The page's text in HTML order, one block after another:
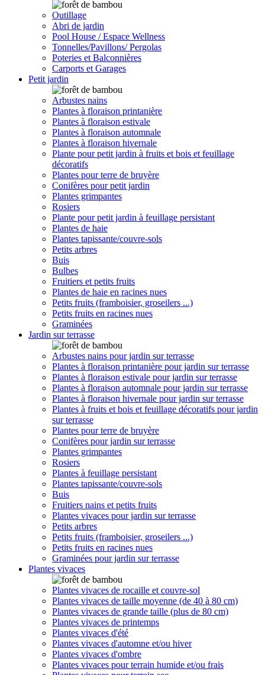
Outillage
Abri de jardin
Pool House / Espace Wellness
Tonnelles/Pavillons/ Pergolas
Poteries et Balconnières
Carports et Garages
Petit jardin
Arbustes nains
Plantes à floraison printanière
Plantes à floraison estivale
Plantes à floraison automnale
Plantes à floraison hivernale
Plante pour petit jardin à fruits et bois et feuillage
décoratifs
Plantes pour terre de bruyère
Conifères pour petit jardin
Plantes grimpantes
Rosiers
Plante pour petit jardin à feuillage persistant
Plantes de haie
Plantes tapissante/couvre-sols
Petits arbres
Buis
Bulbes
Fruitiers et petits fruits
Plantes de haie en racines nues
Petits fruits (framboisier, groseilers ...)
Petits fruits en racines nues
Graminées
Jardin sur terrasse
Arbustes nains pour jardin sur terrasse
Plantes à floraison printanière pour jardin sur terrasse
Plantes à floraison estivale pour jardin sur terrasse
Plantes à floraison automnale pour jardin sur terrasse
Plantes à floraison hivernale pour jardin sur terrasse
Plantes à fruits et bois et feuillage décoratifs pour jardin
sur terrasse
Plantes pour terre de bruyère
Conifères pour jardin sur terrasse
Plantes grimpantes
Rosiers
Plantes à feuillage persistant
Plantes tapissante/couvre-sols
Buis
Fruitiers nains et petits fruits
Plantes vivaces pour jardin sur terrasse
Petits arbres
Petits fruits (framboisier, groseilers ...)
Petits fruits en racines nues
Graminées pour jardin sur terrasse
Plantes vivaces
Plantes vivaces de rocaille et couvre-sol
Plantes vivaces de taille moyenne (de 40 à 80 cm)
Plantes vivaces de grande taille (plus de 80 cm)
Plantes vivaces de printemps
Plantes vivaces d'été
Plantes vivaces d'automne et/ou hiver
Plantes vivaces d'ombre
Plantes vivaces pour terrain humide et/ou frais